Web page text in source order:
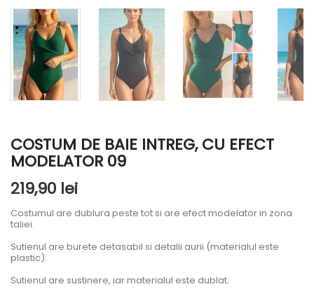
COSTUM DE BAIE INTREG, CU EFECT
MODELATOR 09
219,90 lei
Costumul are dublura peste tot si are efect modelator in zona
taliei.
Sutienul are burete detasabil si detalii aurii (materialul este
plastic).
Sutienul are sustinere, iar materialul este dublat.